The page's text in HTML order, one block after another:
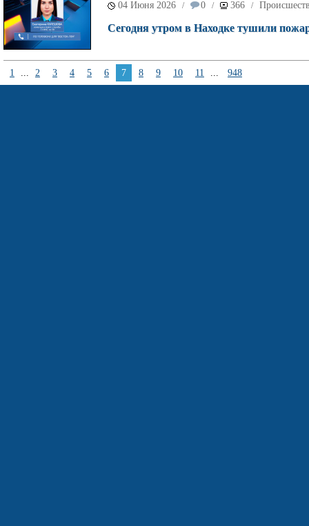
04 Июня 2026 / 0 / 366 /
Сегодня утром в Находке тушили
1 ... 2 3 4 5 6 7 8 9 10 11 ... 948